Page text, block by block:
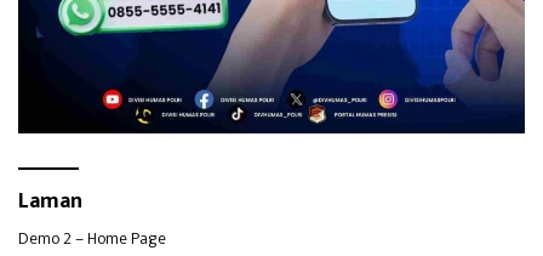
Laman
Demo 2 – Home Page